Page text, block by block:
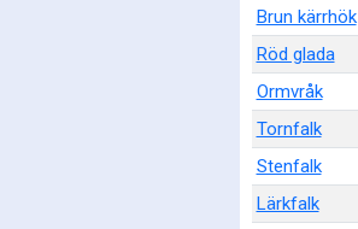
Brun kärrhök
Röd glada
Ormvråk
Tornfalk
Stenfalk
Lärkfalk